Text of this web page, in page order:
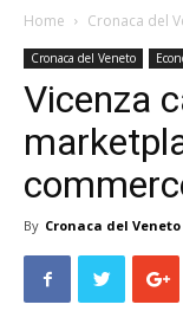
Home Cronaca del
Cronaca del Veneto
Vicenza
By Cronaca del Veneto